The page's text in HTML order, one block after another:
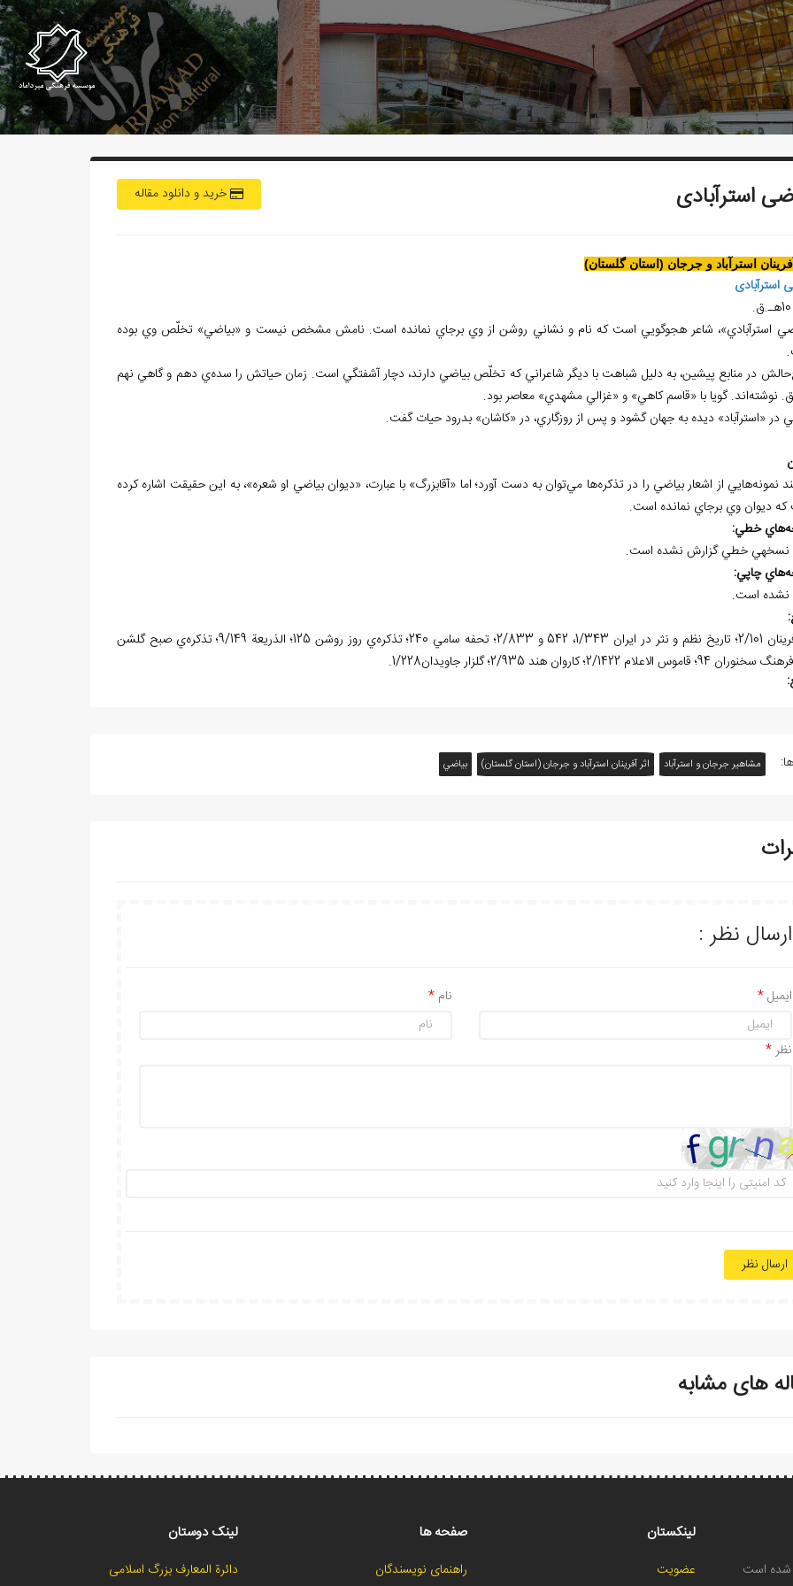
خرید و دانلود مقاله استرآبادی
استرآباد و جرجان (استان گلستان)
استرآبادی
استرآبادي»، شاعر هجوگويي است که نام و نشاني روشن از وي برجاي نمانده است. نامش مشخص نيست و «بياضي» تخلّص وي بوده
در منابع پيشين، به دليل شباهت با ديگر شاعراني که تخلّص بياضي دارند، دچار آشفتگي است. زمان حياتش را سده‌ي دهم و گاهي نهم
نوشته‌اند. گويا با «قاسم کاهي» و «غزالي مشهدي» معاصر بود.
در «استرآباد» ديده به جهان گشود و پس از روزگاري، در «کاشان» بدرود حيات گفت.
نمونه‌هايي از اشعار بياضي را در تذکره‌ها مي‌توان به دست آورد؛ اما «آقابزرگ» با عبارت، «ديوان بياضي او شعره»، به اين حقيقت اشاره کرده
ديوان وي برجاي نمانده است.
هاي خطي:
نسخه⁮ي خطي گزارش نشده است.
هاي چاپي:
است.
اثر آفرينان 2/101؛ تاريخ نظم و نثر در ايران 1/343، 542 و 2/833؛ تحفه سامي 240؛ تذکره‌ي روز روشن 125؛ الذريعة 9/149؛ تذکره‌ي صبح گلشن
مشاهیر جرجان و استرآباد اثر آفرينان استرآباد و جرجان (استان گلستان) بياضي
ارسال نظر :
نام ایمیل
نظر
ارسال نظر
های مشابه
شده است
لینکستان
عضویت
صفحه ها
راهنمای نویسندگان
لینک دوستان
دائرة المعارف بزرگ اسلامی